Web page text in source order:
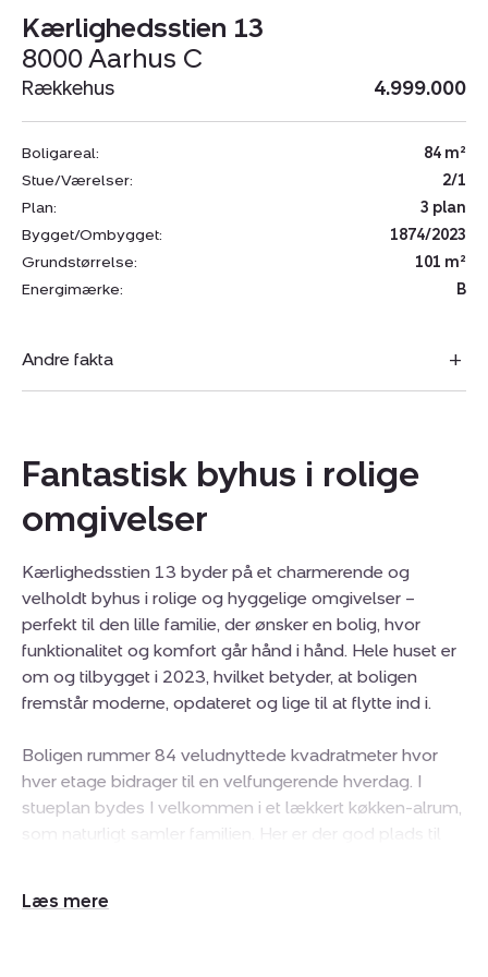
Kærlighedsstien 13
8000 Aarhus C
Rækkehus 4.999.000
Boligareal:
84 m²
Stue/Værelser:
2/1
Plan:
3 plan
Bygget/Ombygget:
1874/2023
Grundstørrelse:
101 m²
Energimærke:
B
Andre fakta
Fantastisk byhus i rolige
omgivelser
Kærlighedsstien 13 byder på et charmerende og
velholdt byhus i rolige og hyggelige omgivelser –
perfekt til den lille familie, der ønsker en bolig, hvor
funktionalitet og komfort går hånd i hånd. Hele huset er
om og tilbygget i 2023, hvilket betyder, at boligen
fremstår moderne, opdateret og lige til at flytte ind i.
Boligen rummer 84 veludnyttede kvadratmeter hvor
hver etage bidrager til en velfungerende hverdag. I
stueplan bydes I velkommen i et lækkert køkken-alrum,
som naturligt samler familien. Her er der god plads til
I et praktisk gæstetoilet på denne etage.